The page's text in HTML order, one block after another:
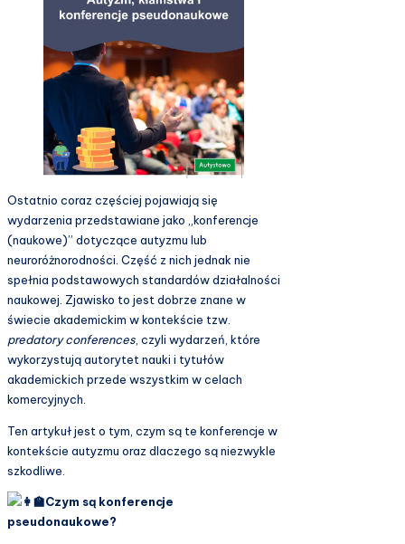
Ostatnio coraz częściej pojawiają się
wydarzenia przedstawiane jako „konferencje
(naukowe)” dotyczące autyzmu lub
neuroróżnorodności. Część z nich jednak nie
spełnia podstawowych standardów działalności
naukowej. Zjawisko to jest dobrze znane w
świecie akademickim w kontekście tzw.
predatory conferences , czyli wydarzeń, które
wykorzystują autorytet nauki i tytułów
akademickich przede wszystkim w celach
komercyjnych.
Ten artykuł jest o tym, czym są te konferencje w
kontekście autyzmu oraz dlaczego są niezwykle
szkodliwe.
Czym są konferencje
pseudonaukowe?